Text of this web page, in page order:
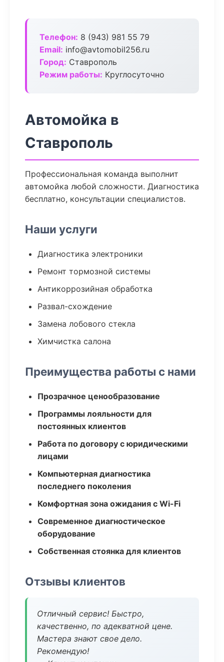
Телефон: 8 (943) 981 55 79
Email: info@avtomobil256.ru
Город: Ставрополь
Режим работы: Круглосуточно
Автомойка в
Ставрополь
Профессиональная команда выполнит
автомойка любой сложности. Диагностика
бесплатно, консультации специалистов.
Наши услуги
Диагностика электроники
Ремонт тормозной системы
Антикоррозийная обработка
Развал-схождение
Замена лобового стекла
Химчистка салона
Преимущества работы с нами
Прозрачное ценообразование
Программы лояльности для
постоянных клиентов
Работа по договору с юридическими
лицами
Компьютерная диагностика
последнего поколения
Комфортная зона ожидания с Wi-Fi
Современное диагностическое
оборудование
Собственная стоянка для клиентов
Отзывы клиентов
Отличный сервис! Быстро,
качественно, по адекватной цене.
Мастера знают свое дело.
Рекомендую!